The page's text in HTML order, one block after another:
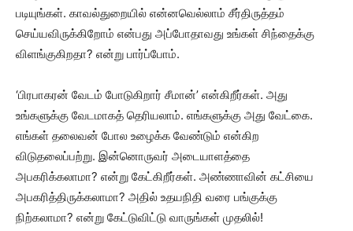
படியுங்கள். காவல்துறையில் என்னவெல்லாம் சீர்திருத்தம்
செய்யவிருக்கிறோம் என்பது அப்போதாவது உங்கள் சிந்தைக்கு
விளங்குகிறதா? என்று பார்ப்போம்.
‘பிரபாகரன் வேடம் போடுகிறார் சீமான்’ என்கிறீர்கள். அது
உங்களுக்கு வேடமாகத் தெரியலாம். எங்களுக்கு அது வேட்கை.
எங்கள் தலைவன் போல உழைக்க வேண்டும் என்கிற
விடுதலைப்பற்று. இன்னொருவர் அடையாளத்தை
அபகரிக்கலாமா? என்று கேட்கிறீர்கள். அண்ணாவின் கட்சியை
அபகரித்திருக்கலாமா? அதில் உதயநிதி வரை பங்குக்கு
நிற்கலாமா? என்று கேட்டுவிட்டு வாருங்கள் முதலில்!